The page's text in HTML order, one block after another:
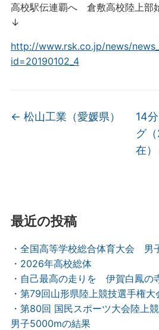
高校駅伝連覇へ 倉敷高校陸上部
↓
http://www.rsk.co.jp/news/
id=20190102_4
← 松山工業（愛媛県）
14
グ
在）
最近の投稿
・全国高等学校総合体育大会 男
・2026年高校総体
・自己最高の走りを 伊賀白鳳の
・第79回山形県陸上競技選手権
・第80回 国民スポーツ大会陸上
男子5000mの結果